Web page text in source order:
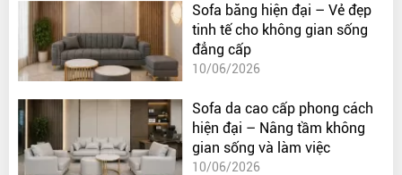
Sofa băng hiện đại – Vẻ đẹp
tinh tế cho không gian sống
đẳng cấp
10/06/2026
Sofa da cao cấp phong cách
hiện đại – Nâng tầm không
gian sống và làm việc
10/06/2026